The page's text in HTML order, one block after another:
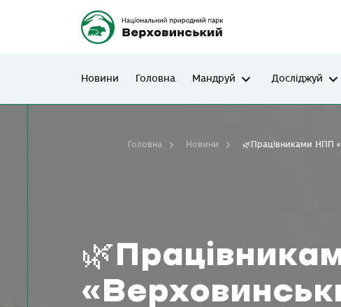
Новини Головна Мандруй Досліджуй
Головна Новини 🌿Працівниками НПП